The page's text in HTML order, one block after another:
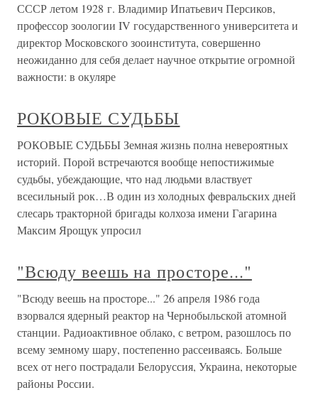
СССР летом 1928 г. Владимир Ипатьевич Персиков,
профессор зоологии IV государственного университета и
директор Московского зооинститута, совершенно
неожиданно для себя делает научное открытие огромной
важности: в окуляре
РОКОВЫЕ СУДЬБЫ
РОКОВЫЕ СУДЬБЫ Земная жизнь полна невероятных
историй. Порой встречаются вообще непостижимые
судьбы, убеждающие, что над людьми властвует
всесильный рок…В один из холодных февральских дней
слесарь тракторной бригады колхоза имени Гагарина
Максим Ярощук упросил
"Всюду веешь на просторе..."
"Всюду веешь на просторе..." 26 апреля 1986 года
взорвался ядерный реактор на Чернобыльской атомной
станции. Радиоактивное облако, с ветром, разошлось по
всему земному шару, постепенно рассеиваясь. Больше
всех от него пострадали Белоруссия, Украина, некоторые
районы России.